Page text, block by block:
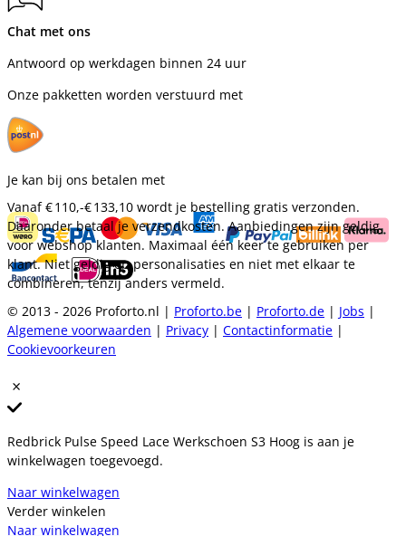
Chat met ons
Antwoord op werkdagen binnen 24 uur
Onze pakketten worden verstuurd met
Je kan bij ons betalen met
Vanaf€ 110,-€ 133,10 wordt je bestelling gratis verzonden.
Daaronder betaal je verzendkosten. Aanbiedingen zijn geldig
voor webshop klanten. Maximaal één keer te gebruiken per
klant. Niet geldig op personalisaties en niet met elkaar te
combineren, tenzij anders vermeld.
© 2013 - 2026 Proforto.nl | Proforto.be | Proforto.de | Jobs |
Algemene voorwaarden | Privacy | Contactinformatie |
Cookievoorkeuren
Redbrick Pulse Speed Lace Werkschoen S3 Hoog is aan je
winkelwagen toegevoegd.
Naar winkelwagen
Verder winkelen
Naar winkelwagen